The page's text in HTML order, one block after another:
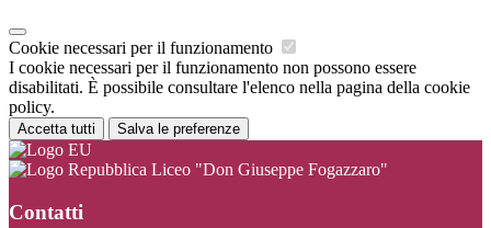
Cookie necessari per il funzionamento
I cookie necessari per il funzionamento non possono essere
disabilitati. È possibile consultare l'elenco nella pagina della cookie
policy.
Accetta tutti Salva le preferenze
Liceo "Don Giuseppe Fogazzaro"
Contatti